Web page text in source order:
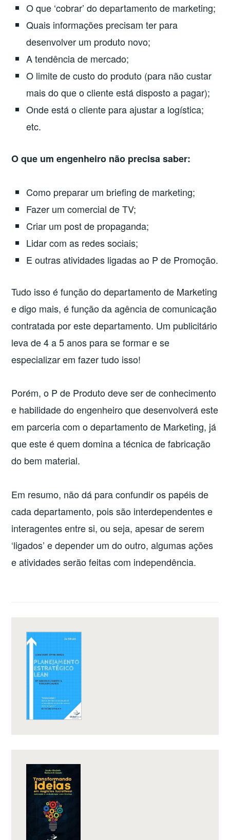
O que ‘cobrar’ do departamento de marketing;
Quais informações precisam ter para
desenvolver um produto novo;
A tendência de mercado;
O limite de custo do produto (para não custar
mais do que o cliente está disposto a pagar);
Onde está o cliente para ajustar a logística;
etc.
O que um engenheiro não precisa saber:
Como preparar um briefing de marketing;
Fazer um comercial de TV;
Criar um post de propaganda;
Lidar com as redes sociais;
E outras atividades ligadas ao P de Promoção.
Tudo isso é função do departamento de Marketing
e digo mais, é função da agência de comunicação
contratada por este departamento. Um publicitário
leva de 4 a 5 anos para se formar e se
especializar em fazer tudo isso!
Porém, o P de Produto deve ser de conhecimento
e habilidade do engenheiro que desenvolverá este
em parceria com o departamento de Marketing, já
que este é quem domina a técnica de fabricação
do bem material.
Em resumo, não dá para confundir os papéis de
cada departamento, pois são interdependentes e
interagentes entre si, ou seja, apesar de serem
‘ligados’ e depender um do outro, algumas ações
e atividades serão feitas com independência.